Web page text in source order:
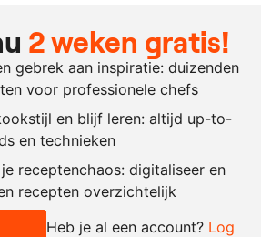
olijfolie
xanthaangom
+
2 weken gratis!
gebrek aan inspiratie: duizenden
voor professionele chefs
en blijf leren: altijd up-to-
en technieken
receptenchaos: digitaliseer en
recepten overzichtelijk
Heb je al een account? Log